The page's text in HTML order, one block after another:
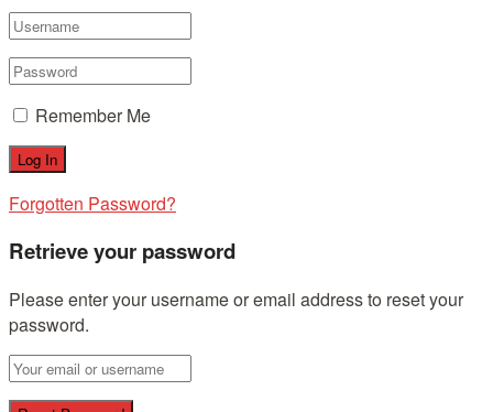
Remember Me
Forgotten Password?
Retrieve your password
Please enter your username or email address to reset your
password.